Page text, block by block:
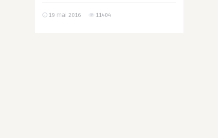
19 mai 2016 11404